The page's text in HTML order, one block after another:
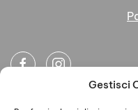
Gestisci